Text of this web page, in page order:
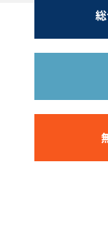
カタログダウン